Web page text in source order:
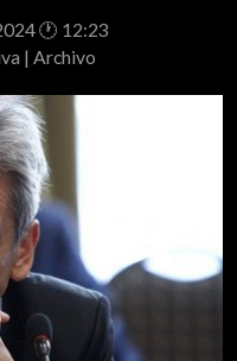
🕐 12:23
| Archivo